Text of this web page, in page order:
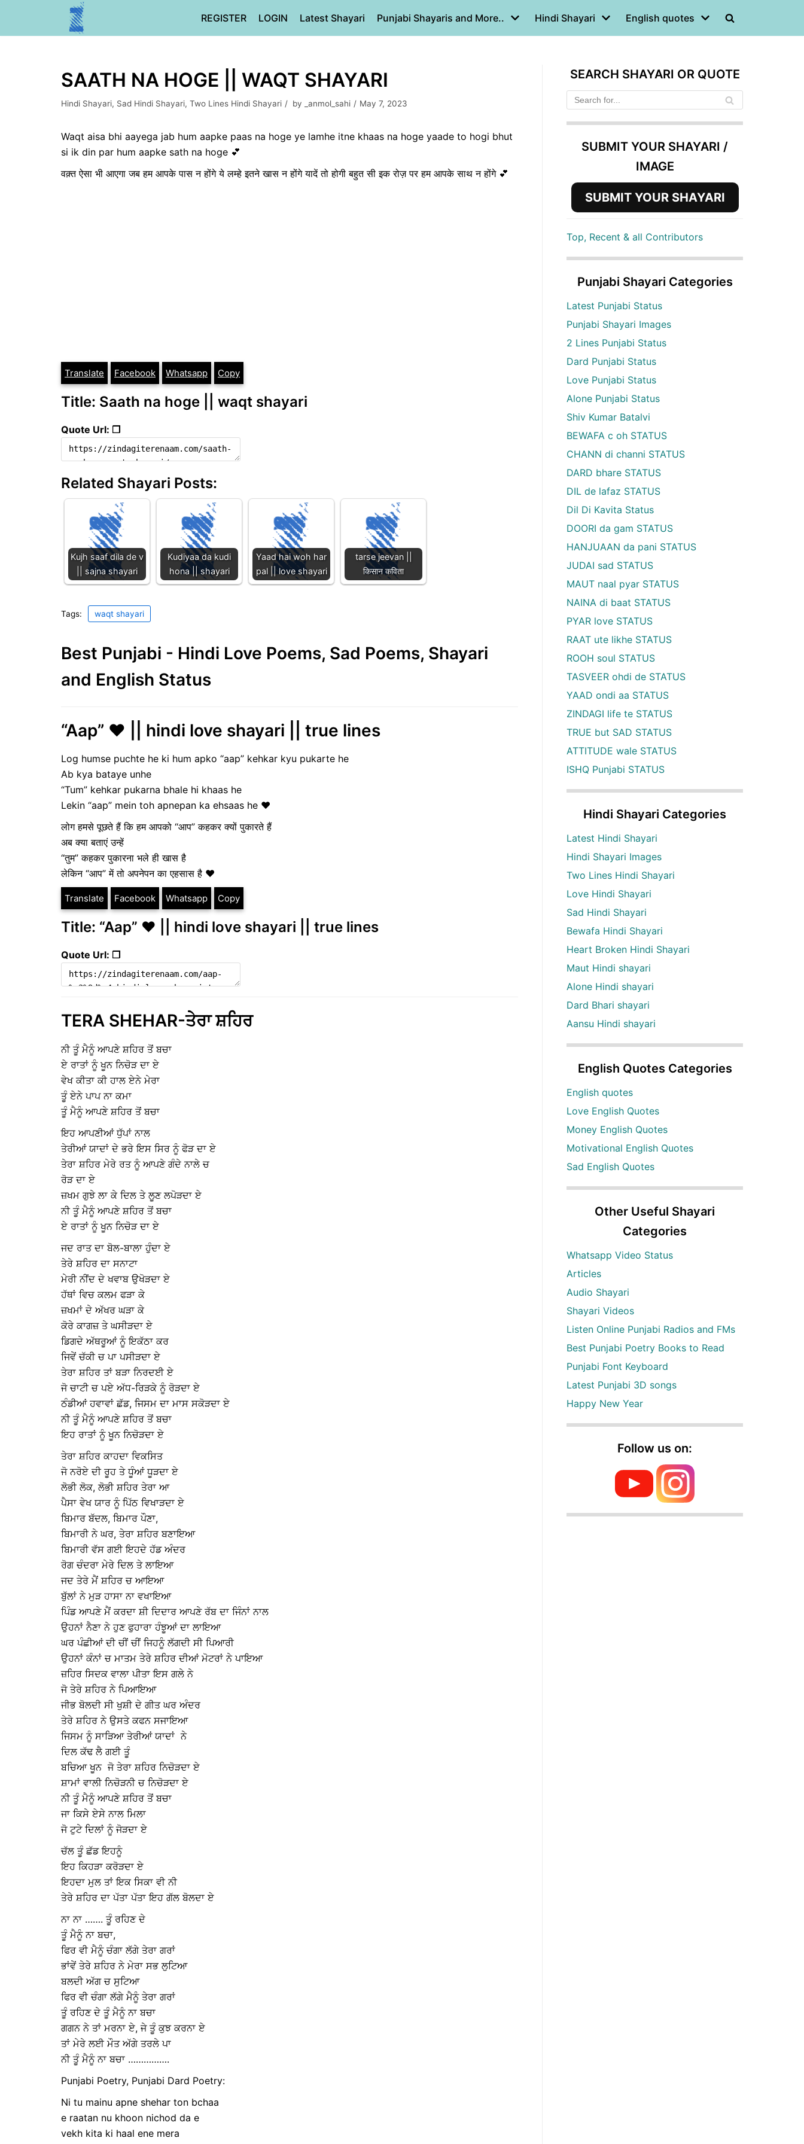
REGISTER LOGIN Latest Shayari Punjabi Shayaris and More.. Hindi Shayari English quotes
SAATH NA HOGE || WAQT SHAYARI
Hindi Shayari, Sad Hindi Shayari, Two Lines Hindi Shayari by _anmol_sahi May 7, 2023
Waqt aisa bhi aayega jab hum aapke paas na hoge ye lamhe itne khaas na hoge yaade to hogi bhut
si ik din par hum aapke sath na hoge 💕
वक़्त ऐसा भी आएगा जब हम आपके पास न होंगे ये लम्हे इतने खास न होंगे यादें तो होगी बहुत सी इक रोज़ पर हम आपके साथ न होंगे 💕
Translate Facebook Whatsapp Copy
Title: Saath na hoge || waqt shayari
Quote Url: ❐
Related Shayari Posts:
Kujh saaf dila de v
|| sajna shayari
Kudiyaa da kudi
hona || shayari
Yaad hai woh har
pal || love shayari
tarse jeevan ||
किसान कविता
Tags: waqt shayari
Best Punjabi - Hindi Love Poems, Sad Poems, Shayari
and English Status
“Aap” ❤ || hindi love shayari || true lines
Log humse puchte he ki hum apko “aap” kehkar kyu pukarte he
Ab kya bataye unhe
“Tum” kehkar pukarna bhale hi khaas he
Lekin “aap” mein toh apnepan ka ehsaas he ❤
लोग हमसे पूछते हैं कि हम आपको “आप” कहकर क्यों पुकारते हैं
अब क्या बताएं उन्हें
“तुम” कहकर पुकारना भले ही खास है
लेकिन “आप” में तो अपनेपन का एहसास है ❤️
Translate Facebook Whatsapp Copy
Title: “Aap” ❤ || hindi love shayari || true lines
Quote Url: ❐
TERA SHEHAR-ਤੇਰਾ ਸ਼ਹਿਰ
ਨੀ ਤੂੰ ਮੈਨੂੰ ਆਪਣੇ ਸ਼ਹਿਰ ਤੋਂ ਬਚਾ
ਏ ਰਾਤਾਂ ਨੂੰ ਖੂਨ ਨਿਚੋੜ ਦਾ ਏ
ਵੇਖ ਕੀਤਾ ਕੀ ਹਾਲ ਏਨੇ ਮੇਰਾ
ਤੂੰ ਏਨੇ ਪਾਪ ਨਾ ਕਮਾ
ਤੂੰ ਮੈਨੂੰ ਆਪਣੇ ਸ਼ਹਿਰ ਤੋਂ ਬਚਾ
ਇਹ ਆਪਣੀਆਂ ਧੁੱਪਾਂ ਨਾਲ
ਤੇਰੀਆਂ ਯਾਦਾਂ ਦੇ ਭਰੇ ਇਸ ਸਿਰ ਨੂੰ ਫੋੜ ਦਾ ਏ
ਤੇਰਾ ਸ਼ਹਿਰ ਮੇਰੇ ਰਤ ਨੂੰ ਆਪਣੇ ਗੰਦੇ ਨਾਲੇ ਚ
ਰੋੜ ਦਾ ਏ
ਜ਼ਖਮ ਗੁਝੇ ਲਾ ਕੇ ਦਿਲ ਤੇ ਲੂਣ ਲਪੋੜਦਾ ਏ
ਨੀ ਤੂੰ ਮੈਨੂੰ ਆਪਣੇ ਸ਼ਹਿਰ ਤੋਂ ਬਚਾ
ਏ ਰਾਤਾਂ ਨੂੰ ਖੂਨ ਨਿਚੋੜ ਦਾ ਏ
ਜਦ ਰਾਤ ਦਾ ਬੋਲ-ਬਾਲਾ ਹੁੰਦਾ ਏ
ਤੇਰੇ ਸ਼ਹਿਰ ਦਾ ਸਨਾਟਾ
ਮੇਰੀ ਨੀਂਦ ਦੇ ਖਵਾਬ ਉਖੋੜਦਾ ਏ
ਹੱਥਾਂ ਵਿਚ ਕਲਮ ਫੜਾ ਕੇ
ਜ਼ਖਮਾਂ ਦੇ ਅੱਖਰ ਘੜਾ ਕੇ
ਕੋਰੇ ਕਾਗਜ਼ ਤੇ ਘਸੀੜਦਾ ਏ
ਡਿਗਦੇ ਅੱਥਰੂਆਂ ਨੂੰ ਇਕੱਠਾ ਕਰ
ਜਿਵੇਂ ਚੱਕੀ ਚ ਪਾ ਪਸੀੜਦਾ ਏ
ਤੇਰਾ ਸ਼ਹਿਰ ਤਾਂ ਬੜਾ ਨਿਰਦਈ ਏ
ਜੋ ਚਾਟੀ ਚ ਪਏ ਅੱਧ-ਰਿੜਕੇ ਨੂੰ ਰੋੜਦਾ ਏ
ਠੰਡੀਆਂ ਹਵਾਵਾਂ ਛੱਡ, ਜਿਸਮ ਦਾ ਮਾਸ ਸਕੋੜਦਾ ਏ
ਨੀ ਤੂੰ ਮੈਨੂੰ ਆਪਣੇ ਸ਼ਹਿਰ ਤੋਂ ਬਚਾ
ਇਹ ਰਾਤਾਂ ਨੂੰ ਖੂਨ ਨਿਚੋੜਦਾ ਏ
ਤੇਰਾ ਸ਼ਹਿਰ ਕਾਹਦਾ ਵਿਕਸਿਤ
ਜੋ ਨਰੋਏ ਦੀ ਰੂਹ ਤੇ ਧੂੰਆਂ ਧੂੜਦਾ ਏ
ਲੋਭੀ ਲੋਕ, ਲੋਭੀ ਸ਼ਹਿਰ ਤੇਰਾ ਆ
ਪੈਸਾ ਵੇਖ ਯਾਰ ਨੂੰ ਪਿੱਠ ਵਿਖਾੜਦਾ ਏ
ਬਿਮਾਰ ਬੱਦਲ, ਬਿਮਾਰ ਪੌਣਾ,
ਬਿਮਾਰੀ ਨੇ ਘਰ, ਤੇਰਾ ਸ਼ਹਿਰ ਬਣਾਇਆ
ਬਿਮਾਰੀ ਵੱਸ ਗਈ ਇਹਦੇ ਹੱਡ ਅੰਦਰ
ਰੋਗ ਚੰਦਰਾ ਮੇਰੇ ਦਿਲ ਤੇ ਲਾਇਆ
ਜਦ ਤੇਰੇ ਮੈਂ ਸ਼ਹਿਰ ਚ ਆਇਆ
ਬੁੱਲਾਂ ਨੇ ਮੁੜ ਹਾਸਾ ਨਾ ਵਖਾਇਆ
ਪਿੰਡ ਆਪਣੇ ਮੈਂ ਕਰਦਾ ਸ਼ੀ ਦਿਦਾਰ ਆਪਣੇ ਰੱਬ ਦਾ ਜਿੰਨਾਂ ਨਾਲ
ਉਹਨਾਂ ਨੈਣਾ ਨੇ ਹੁਣ ਫੁਹਾਰਾ ਹੰਝੂਆਂ ਦਾ ਲਾਇਆ
ਘਰ ਪੰਛੀਆਂ ਦੀ ਚੀਂ ਚੀਂ ਜਿਹਨੂੰ ਲੱਗਦੀ ਸੀ ਪਿਆਰੀ
ਉਹਨਾਂ ਕੰਨਾਂ ਚ ਮਾਤਮ ਤੇਰੇ ਸ਼ਹਿਰ ਦੀਆਂ ਮੋਟਰਾਂ ਨੇ ਪਾਇਆ
ਜ਼ਹਿਰ ਸਿਦਕ ਵਾਲਾ ਪੀਤਾ ਇਸ ਗਲੇ ਨੇ
ਜੋ ਤੇਰੇ ਸ਼ਹਿਰ ਨੇ ਪਿਆਇਆ
ਜੀਭ ਬੋਲਦੀ ਸੀ ਖੁਸ਼ੀ ਦੇ ਗੀਤ ਘਰ ਅੰਦਰ
ਤੇਰੇ ਸ਼ਹਿਰ ਨੇ ਉਸਤੇ ਕਫਨ ਸਜਾਇਆ
ਜਿਸਮ ਨੂੰ ਸਾੜਿਆ ਤੇਰੀਆਂ ਯਾਦਾਂ ਨੇ
ਦਿਲ ਕੱਢ ਲੈ ਗਈ ਤੂੰ
ਬਚਿਆ ਖੂਨ ਜੋ ਤੇਰਾ ਸ਼ਹਿਰ ਨਿਚੋੜਦਾ ਏ
ਸ਼ਾਮਾਂ ਵਾਲੀ ਨਿਚੋੜਨੀ ਚ ਨਿਚੋੜਦਾ ਏ
ਨੀ ਤੂੰ ਮੈਨੂੰ ਆਪਣੇ ਸ਼ਹਿਰ ਤੋਂ ਬਚਾ
ਜਾ ਕਿਸੇ ਏਸੇ ਨਾਲ ਮਿਲਾ
ਜੋ ਟੁਟੇ ਦਿਲਾਂ ਨੂੰ ਜੋੜਦਾ ਏ
ਚੱਲ ਤੂੰ ਛੱਡ ਇਹਨੂੰ
ਇਹ ਕਿਹੜਾ ਕਰੋੜਦਾ ਏ
ਇਹਦਾ ਮੁਲ ਤਾਂ ਇਕ ਸਿਕਾ ਵੀ ਨੀ
ਤੇਰੇ ਸ਼ਹਿਰ ਦਾ ਪੱਤਾ ਪੱਤਾ ਇਹ ਗੱਲ ਬੋਲਦਾ ਏ
ਨਾ ਨਾ ……. ਤੂੰ ਰਹਿਣ ਦੇ
ਤੂੰ ਮੈਨੂੰ ਨਾ ਬਚਾ,
ਫਿਰ ਵੀ ਮੈਨੂੰ ਚੰਗਾ ਲੱਗੇ ਤੇਰਾ ਗਰਾਂ
ਭਾਂਵੇਂ ਤੇਰੇ ਸ਼ਹਿਰ ਨੇ ਮੇਰਾ ਸਭ ਲੁਟਿਆ
ਬਲਦੀ ਅੱਗ ਚ ਸੁਟਿਆ
ਫਿਰ ਵੀ ਚੰਗਾ ਲੱਗੇ ਮੈਨੂੰ ਤੇਰਾ ਗਰਾਂ
ਤੂੰ ਰਹਿਣ ਦੇ ਤੂੰ ਮੈਨੂੰ ਨਾ ਬਚਾ
ਗਗਨ ਨੇ ਤਾਂ ਮਰਨਾ ਏ, ਜੇ ਤੂੰ ਕੁਝ ਕਰਨਾ ਏ
ਤਾਂ ਮੇਰੇ ਲਈ ਮੌਤ ਅੱਗੇ ਤਰਲੇ ਪਾ
ਨੀ ਤੂੰ ਮੈਨੂੰ ਨਾ ਬਚਾ …………….
Punjabi Poetry, Punjabi Dard Poetry:
Ni tu mainu apne shehar ton bchaa
e raatan nu khoon nichod da e
vekh kita ki haal ene mera
SEARCH SHAYARI OR QUOTE
SUBMIT YOUR SHAYARI /
IMAGE
SUBMIT YOUR SHAYARI
Top, Recent & all Contributors
Punjabi Shayari Categories
Latest Punjabi Status
Punjabi Shayari Images
2 Lines Punjabi Status
Dard Punjabi Status
Love Punjabi Status
Alone Punjabi Status
Shiv Kumar Batalvi
BEWAFA c oh STATUS
CHANN di channi STATUS
DARD bhare STATUS
DIL de lafaz STATUS
Dil Di Kavita Status
DOORI da gam STATUS
HANJUAAN da pani STATUS
JUDAI sad STATUS
MAUT naal pyar STATUS
NAINA di baat STATUS
PYAR love STATUS
RAAT ute likhe STATUS
ROOH soul STATUS
TASVEER ohdi de STATUS
YAAD ondi aa STATUS
ZINDAGI life te STATUS
TRUE but SAD STATUS
ATTITUDE wale STATUS
ISHQ Punjabi STATUS
Hindi Shayari Categories
Latest Hindi Shayari
Hindi Shayari Images
Two Lines Hindi Shayari
Love Hindi Shayari
Sad Hindi Shayari
Bewafa Hindi Shayari
Heart Broken Hindi Shayari
Maut Hindi shayari
Alone Hindi shayari
Dard Bhari shayari
Aansu Hindi shayari
English Quotes Categories
English quotes
Love English Quotes
Money English Quotes
Motivational English Quotes
Sad English Quotes
Other Useful Shayari
Categories
Whatsapp Video Status
Articles
Audio Shayari
Shayari Videos
Listen Online Punjabi Radios and FMs
Best Punjabi Poetry Books to Read
Punjabi Font Keyboard
Latest Punjabi 3D songs
Happy New Year
Follow us on: